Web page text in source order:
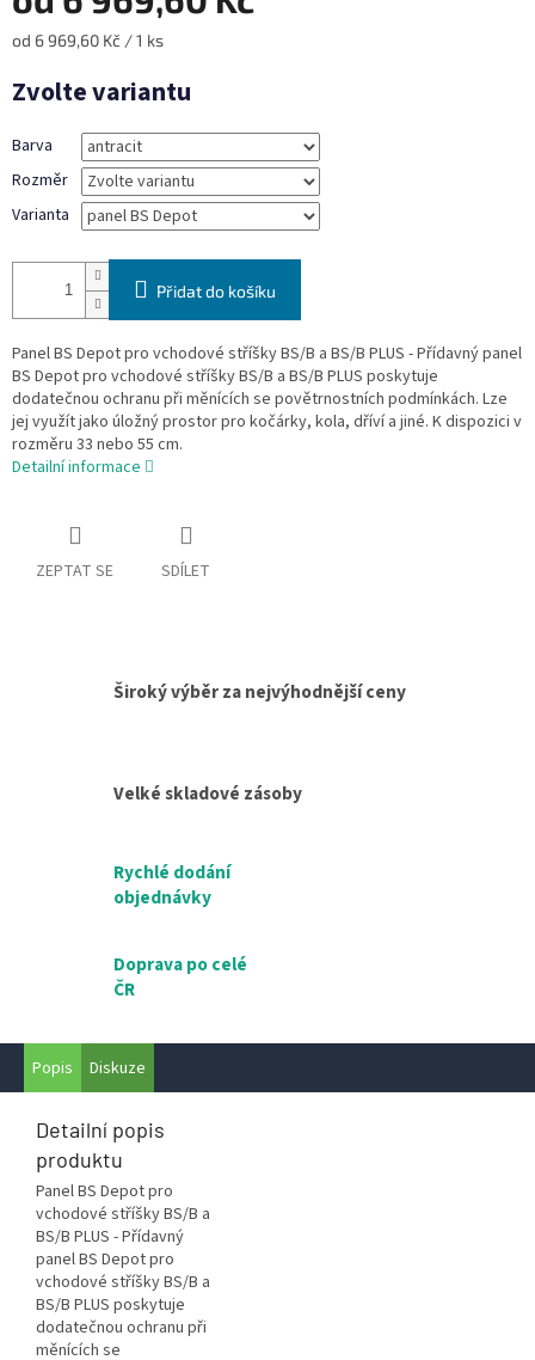
Měrná
od 6 969,60 Kč / 1 ks
Zvolte variantu
Barva
Rozměr
Varianta
Přidat do košíku
Panel BS Depot pro vchodové stříšky BS/B a BS/B PLUS - Přídavný panel
BS Depot pro vchodové stříšky BS/B a BS/B PLUS poskytuje
dodatečnou ochranu při měnících se povětrnostních podmínkách. Lze
jej využít jako úložný prostor pro kočárky, kola, dříví a jiné. K dispozici v
rozměru 33 nebo 55 cm.
Detailní informace
ZEPTAT SE SDÍLET
Široký výběr za nejvýhodnější ceny
Velké skladové zásoby
Rychlé dodání
objednávky
Doprava po celé
ČR
Popis Diskuze
Detailní popis
produktu
Panel BS Depot pro
vchodové stříšky BS/B a
BS/B PLUS - Přídavný
panel BS Depot pro
vchodové stříšky BS/B a
BS/B PLUS poskytuje
dodatečnou ochranu při
měnících se